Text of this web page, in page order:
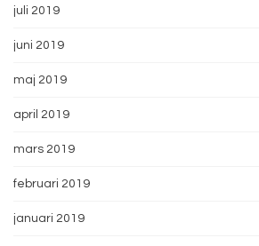
juli 2019
juni 2019
maj 2019
april 2019
mars 2019
februari 2019
januari 2019